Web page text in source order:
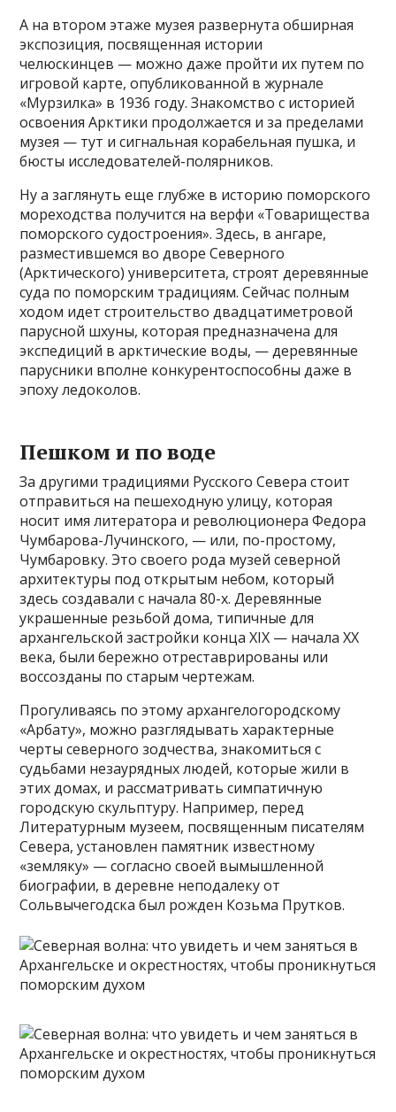
А на втором этаже музея развернута обширная
экспозиция, посвященная истории
челюскинцев — можно даже пройти их путем по
игровой карте, опубликованной в журнале
«Мурзилка» в 1936 году. Знакомство с историей
освоения Арктики продолжается и за пределами
музея — тут и сигнальная корабельная пушка, и
бюсты исследователей-полярников.
Ну а заглянуть еще глубже в историю поморского
мореходства получится на верфи «Товарищества
поморского судостроения». Здесь, в ангаре,
разместившемся во дворе Северного
(Арктического) университета, строят деревянные
суда по поморским традициям. Сейчас полным
ходом идет строительство двадцатиметровой
парусной шхуны, которая предназначена для
экспедиций в арктические воды, — деревянные
парусники вполне конкурентоспособны даже в
эпоху ледоколов.
Пешком и по воде
За другими традициями Русского Севера стоит
отправиться на пешеходную улицу, которая
носит имя литератора и революционера Федора
Чумбарова-Лучинского, — или, по-простому,
Чумбаровку. Это своего рода музей северной
архитектуры под открытым небом, который
здесь создавали с начала 80-х. Деревянные
украшенные резьбой дома, типичные для
архангельской застройки конца XIX — начала XX
века, были бережно отреставрированы или
воссозданы по старым чертежам.
Прогуливаясь по этому архангелогородскому
«Арбату», можно разглядывать характерные
черты северного зодчества, знакомиться с
судьбами незаурядных людей, которые жили в
этих домах, и рассматривать симпатичную
городскую скульптуру. Например, перед
Литературным музеем, посвященным писателям
Севера, установлен памятник известному
«земляку» — согласно своей вымышленной
биографии, в деревне неподалеку от
Сольвычегодска был рожден Козьма Прутков.